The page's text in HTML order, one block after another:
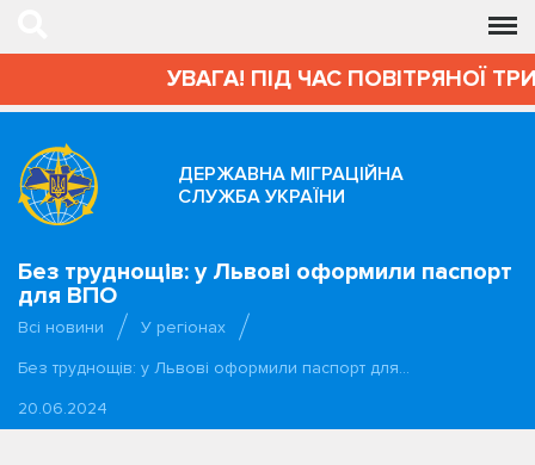
УВАГА! ПІД ЧАС ПОВІТРЯНОЇ
ДЕРЖАВНА МІГРАЦІЙНА
СЛУЖБА УКРАЇНИ
Без труднощів: у Львові оформили паспорт
для ВПО
Всі новини
У регіонах
Без труднощів: у Львові оформили паспорт для…
20.06.2024